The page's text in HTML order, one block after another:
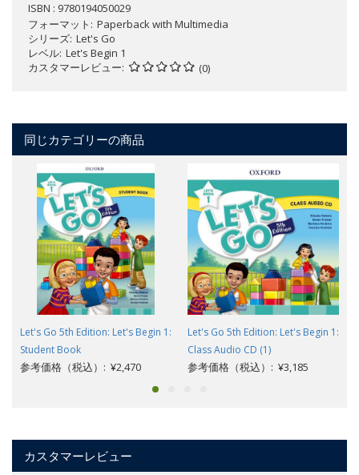
ISBN : 9780194050029
フォーマット
Paperback with Multimedia
シリーズ Let's Go
レベル Let's Begin 1
カスタマーレビュー
(0)
同じカテゴリーの商品
Let's Go 5th Edition: Let's Begin 1:
Student Book
参考価格（税込）: ¥2,470
Let's Go 5th Edition: Let's Begin 1:
Class Audio CD (1)
参考価格（税込）: ¥3,185
カスタマーレビュー